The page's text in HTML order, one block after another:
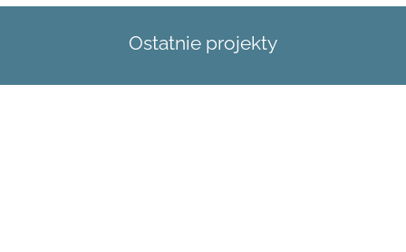
Ostatnie projekty